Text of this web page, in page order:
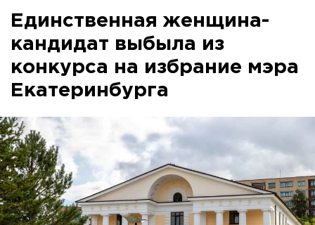
Единственная женщина-
кандидат выбыла из
конкурса на избрание мэра
Екатеринбурга